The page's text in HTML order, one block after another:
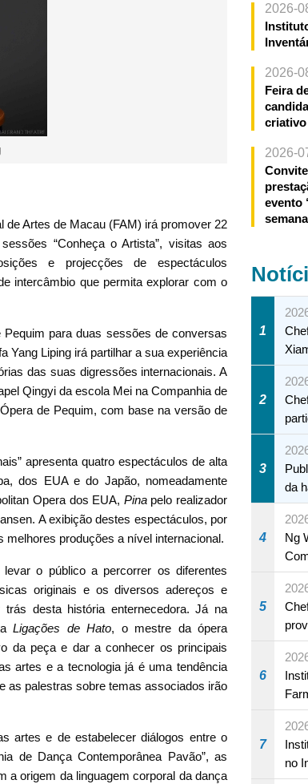
de Artes de Macau (FAM) irá promover 22
“Conheça o Artista”, visitas aos
e projecções de espectáculos
intercâmbio que permita explorar com o
para duas sessões de conversas
Yang Liping irá partilhar a sua experiência
das suas digressões internacionais. A
Qingyi da escola Mei na Companhia de
de Pequim, com base na versão de
apresenta quatro espectáculos de alta
dos EUA e do Japão, nomeadamente
Opera dos EUA, Pinapelo realizador
A exibição destes espectáculos, por
produções a nível internacional.
levar o público a percorrer os diferentes
originais e os diversos adereços e
desta história enternecedora. Já na
Ligações de Hato, o mestre da ópera
da peça e dar a conhecer os principais
artes e a tecnologia já é uma tendência
as palestras sobre temas associados irão
artes e de estabelecer diálogos entre o
de Dança Contemporânea Pavão”, as
a origem da linguagem corporal da dança
2026-
2026-
Feira
criativo
2026-
evento
1
2
3
da
4
Ng
5
em
6
7
no